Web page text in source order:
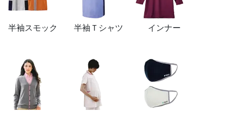
半袖スモック 半袖Ｔシャツ インナー